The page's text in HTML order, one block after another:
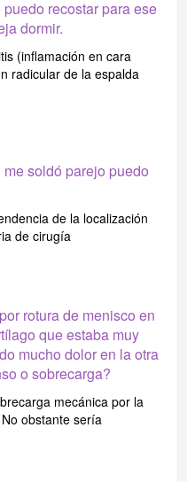
recostar para ese
dormir.
(inflamación en cara
radicular de la espalda
soldó parejo puedo
de la localización
de cirugía
rotura de menisco en
que estaba muy
mucho dolor en la otra
o sobrecarga?
mecánica por la
obstante sería